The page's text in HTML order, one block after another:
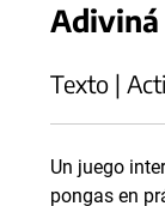
Adiviná
Texto |
Un juego
pongas en